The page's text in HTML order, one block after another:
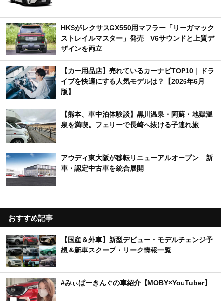
HKSがレクサスGX550用マフラー「リーガマック
ストレイルマスター」発売 V6サウンドと上質デ
ザインを両立
【カー用品店】売れているカーナビTOP10｜ドラ
イブを快適にする人気モデルは？【2026年6月
版】
【熊本、車中泊体験談】黒川温泉・阿蘇・地獄温
泉を満喫。フェリーで長崎へ抜ける子連れ旅
アウディ東大阪が移転リニューアルオープン 新
車・認定中古車を統合展開
おすすめ記事
【国産＆外車】新型デビュー・モデルチェンジ予
想＆新車スクープ・リーク情報一覧
#みぃぱーきんぐの車紹介【MOBY×YouTuber】